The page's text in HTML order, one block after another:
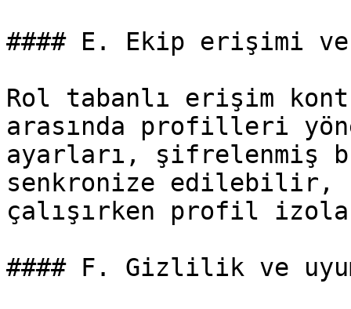
#### E. Ekip erişimi ve
Rol tabanlı erişim
arasında profilleri
ayarları, şifrelenmiş
senkronize edilebilir,
çalışırken profil
#### F. Gizlilik ve